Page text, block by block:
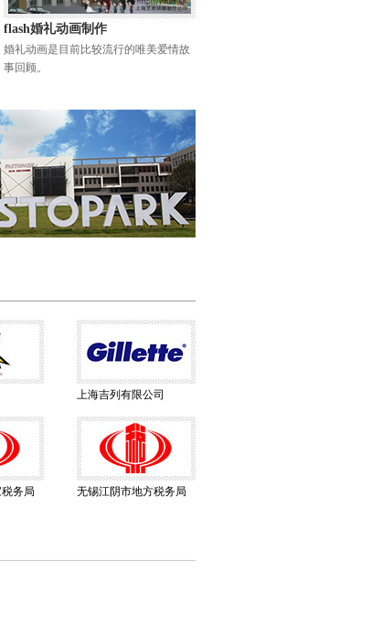
flash婚礼动画制作
婚礼动画是目前比较流行的唯美爱情故
事回顾。
上海吉列有限公司
务局 无锡江阴市地方税务局